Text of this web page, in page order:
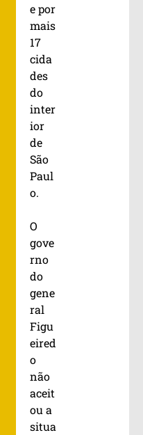
e por
mais
17
cida
des
do
inter
ior
de
São
Paul
o.
O
gove
rno
do
gene
ral
Figu
eired
o
não
aceit
ou a
situa